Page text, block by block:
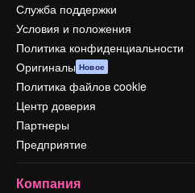
Служба поддержки
Условия и положения
Политика конфиденциальности
Оригиналы Новое
Политика файлов cookie
Центр доверия
Партнеры
Предприятие
Компания